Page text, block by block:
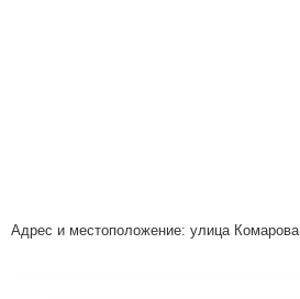
Адрес и местоположение: улица Комарова